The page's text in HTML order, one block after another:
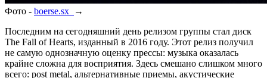
Фото - boerse.sx
→
Последним на сегодняшний день релизом группы стал диск
The Fall of Hearts, изданный в 2016 году. Этот релиз получил
не самую однозначную оценку прессы: музыка оказалась
крайне сложна для восприятия. Здесь смешано слишком много
всего: post metal, альтернативные приемы, акустические